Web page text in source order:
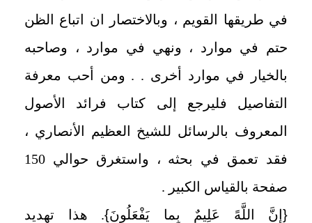
في طريقها القويم ، وبالاختصار ان اتباع الظن
حتم في موارد ، ونهي في موارد ، وصاحبه
بالخيار في موارد أخرى . . ومن أحب معرفة
التفاصيل فليرجع إلى كتاب فرائد الأصول
المعروف بالرسائل للشيخ العظيم الأنصاري ،
فقد تعمق في بحثه ، واستغرق حوالي 150
صفحة بالقياس الكبير .
{ إِنَّ اللَّهً عَلِيمٌ بِما يَفْعَلُونَ}. هذا تهديد